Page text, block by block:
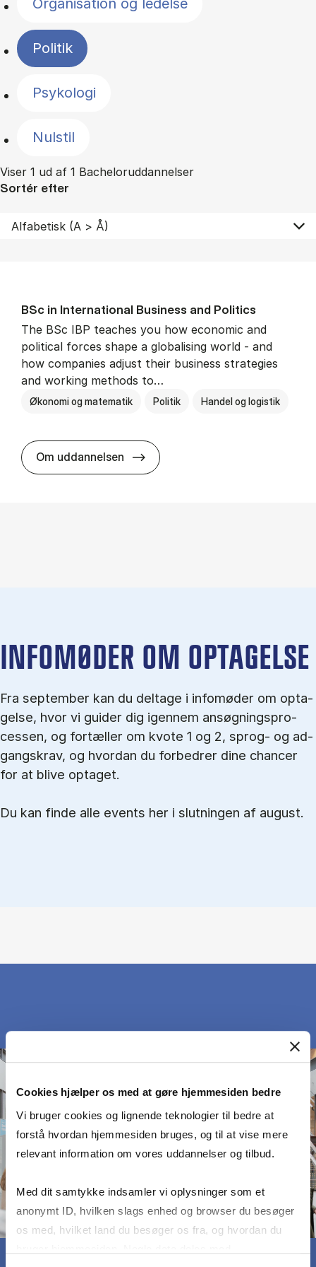
Cookies hjælper os med at gøre hjemmesiden bedre
Vi bruger cookies og lignende teknologier til bedre at
forstå hvordan hjemmesiden bruges, og til at vise mere
relevant information om vores uddannelser og tilbud.
Med dit samtykke indsamler vi oplysninger som et
anonymt ID, hvilken slags enhed og browser du besøger
os med, hvilket land du besøger os fra, og hvordan du
Organisation og ledelse
Politik
Psykologi
Nulstil
Viser 1 ud af 1 Bacheloruddannelser
Sortér efter
BSc in In­ter­na­tion­al Busi­ness and Polit­ics
The BSc IBP teaches you how economic and
political forces shape a globalising world - and
how companies adjust their business strategies
and working methods to…
Økonomi og matematik Politik Handel og logistik
Om uddannelsen BSc in In­ter­na­tion­al Busi­ness
IN­FO­MØ­DER OM OP­TA­GEL­SE
Fra september kan du del­tage i in­fo­mø­der om op­ta­
gel­se, hvor vi gu­i­der dig igen­nem an­søg­nings­pro­
ces­sen, og for­tæl­ler om kvo­te 1 og 2, sprog- og ad­
gangs­krav, og hvordan du forbedrer dine chancer
for at blive optaget.
Du kan finde alle events her i slutningen af august.